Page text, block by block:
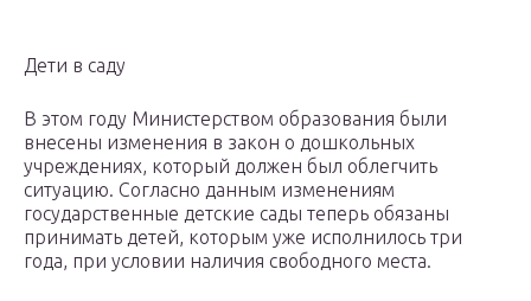
Дети в саду
В этом году Министерством образования были
внесены изменения в закон о дошкольных
учреждениях, который должен был облегчить
ситуацию. Согласно данным изменениям
государственные детские сады теперь обязаны
принимать детей, которым уже исполнилось три
года, при условии наличия свободного места.